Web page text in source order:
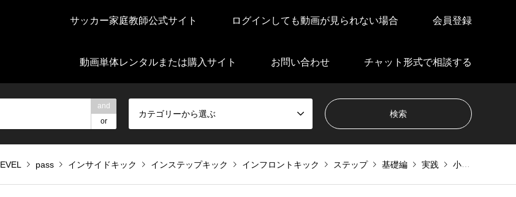
サッカー家庭教師公式サイト ログインしても動画が見られない場合 会員登録
動画単体レンタルまたは購入サイト お問い合わせ チャット形式で相談する
and
or
カテゴリーから選ぶ
pass インサイドキック インステップキック インフロントキック ステップ 基礎編 実践 小学校中学年・高学年